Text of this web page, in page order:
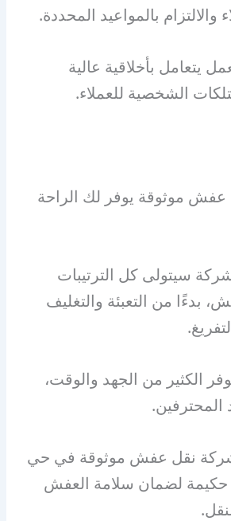
والالتزام بالمواعيد المحددة.
يتعامل بأخلاقية عالية
الشخصية للعملاء.
عفش موثوقة يوفر لك الراحة
سيتولى كل الترتيبات
بدءًا من التعبئة والتغليف
الكثير من الجهد والوقت،
المحترفين.
شركة نقل عفش موثوقة في حي
حكيمة لضمان سلامة العفش